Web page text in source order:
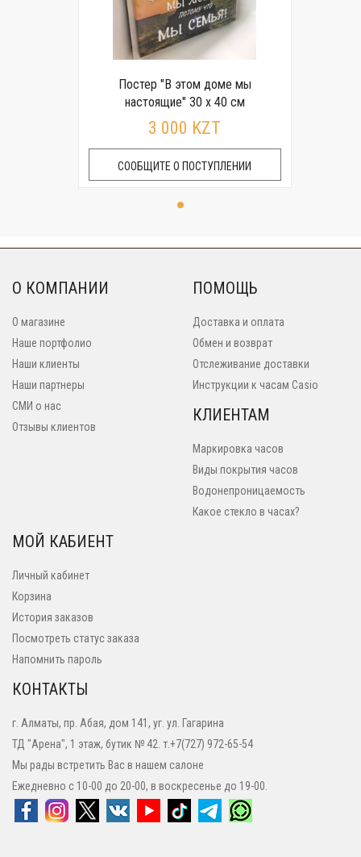
Постер "В этом доме мы
настоящие" 30 x 40 см
3 000 KZT
СООБЩИТЕ О ПОСТУПЛЕНИИ
О КОМПАНИИ
О магазине
Наше портфолио
Наши клиенты
Наши партнеры
СМИ о нас
Отзывы клиентов
ПОМОЩЬ
Доставка и оплата
Обмен и возврат
Отслеживание доставки
Инструкции к часам Casio
КЛИЕНТАМ
Маркировка часов
Виды покрытия часов
Водонепроницаемость
Какое стекло в часах?
МОЙ КАБИЕНТ
Личный кабинет
Корзина
История заказов
Посмотреть статус заказа
Напомнить пароль
КОНТАКТЫ
г. Алматы, пр. Абая, дом 141, уг. ул. Гагарина
ТД "Арена", 1 этаж, бутик № 42. т.+7(727) 972-65-54
Мы рады встретить Вас в нашем салоне
Ежедневно с 10-00 до 20-00, в воскресенье до 19-00.